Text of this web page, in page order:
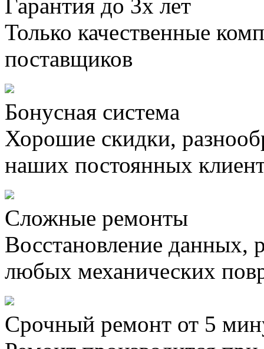
Гарантия до 3х лет
Только качественные
поставщиков
Бонусная система
Хорошие скидки,
наших постоянных
Сложные ремонты
Восстановление данных,
любых механических
Срочный ремонт от 5